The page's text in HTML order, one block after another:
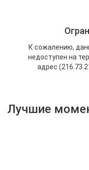
Лучшие